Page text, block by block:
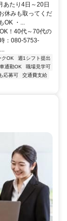
あたり4日～20日
休みも取ってくだ
・...
！40代～70代の
：080-5753-
クOK
週1シフト提出
車通勤OK
職場見学可
応募可
交通費支給